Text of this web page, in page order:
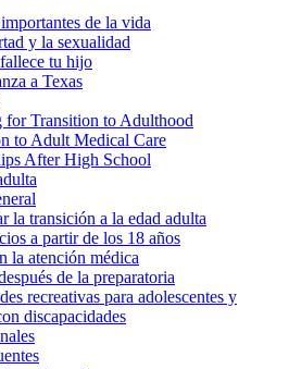
de la vida
y la sexualidad
tu hijo
a Texas
for Transition to Adulthood
to Adult Medical Care
After High School
la transición a la edad adulta
a partir de los 18 años
la atención médica
de la preparatoria
recreativas para adolescentes y
discapacidades